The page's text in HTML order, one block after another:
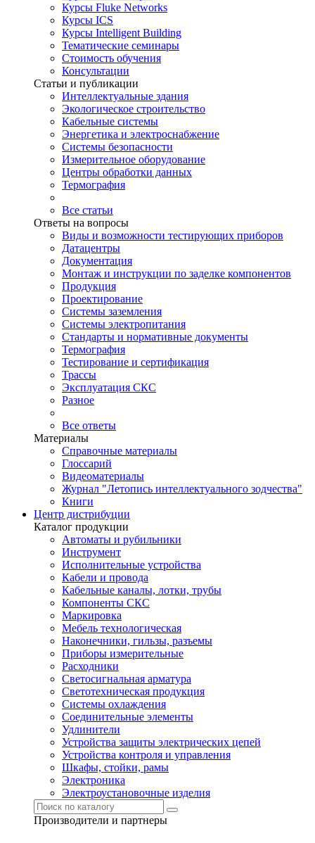
Курсы Fluke Networks
Курсы ICS
Курсы Intelligent Building
Тематические семинары
Стоимость обучения
Консультации
Статьи и публикации
Интеллектуальные здания
Экологическое строительство
Кабельные системы
Энергетика и электроснабжение
Системы безопасности
Измерительное оборудование
Центры обработки данных
Термография
Все статьи
Ответы на вопросы
Виды и возможности тестирующих приборов
Датацентры
Документация
Монтаж и инструкции по заделке компонентов
Продукция
Проектирование
Системы заземления
Системы электропитания
Стандарты и нормативные документы
Термография
Тестирование и сертификация
Трассы
Эксплуатация СКС
Разное
Все ответы
Материалы
Справочные материалы
Глоссарий
Видеоматериалы
Журнал "Летопись интеллектуального зодчества"
Книги
Центр дистрибуции
Каталог продукции
Автоматы и рубильники
Инструмент
Исполнительные устройства
Кабели и провода
Кабельные каналы, лотки, трубы
Компоненты СКС
Маркировка
Мебель технологическая
Наконечники, гильзы, разъемы
Приборы измерительные
Расходники
Светосигнальная арматура
Светотехническая продукция
Системы охлаждения
Соединительные элементы
Удлинители
Устройства защиты электрических цепей
Устройства контроля и управления
Шкафы, стойки, рамы
Электроника
Электроустановочные изделия
Производители и партнеры